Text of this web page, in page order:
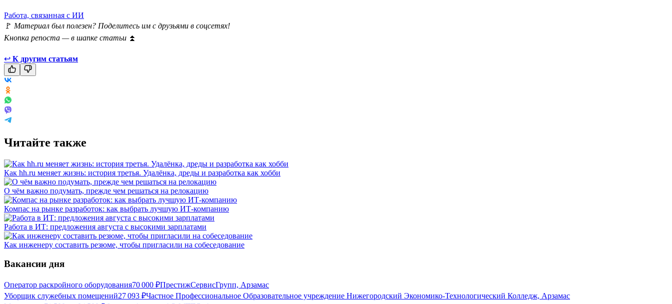
Работа, связанная с ИИ
🚩 Материал был полезен? Поделитесь им с друзьями в соцсетях!
Кнопка репоста — в шапке статьи ⏫
↩ К другим статьям
Читайте также
Как hh.ru меняет жизнь: история третья. Удалёнка, дреды и разработка как хобби
О чём важно подумать, прежде чем решаться на релокацию
Компас на рынке разработок: как выбрать лучшую ИТ-компанию
Работа в ИТ: предложения августа с высокими зарплатами
Как инженеру составить резюме, чтобы пригласили на собеседование
Вакансии дня
Оператор раскройного оборудования70 000 ₽ПрестижСервисГрупп, Арзамас
Уборщик служебных помещений27 093 ₽Частное Профессиональное Образовательное учреждение Нижегородский Экономико-Технологический Колледж, Арзамас